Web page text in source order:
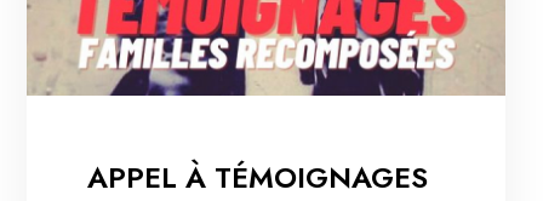
APPEL À TÉMOIGNAGES